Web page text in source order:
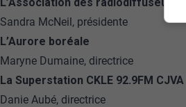
Sandra McNeil, présidente
L’Aurore boréale
Maryne Dumaine, directrice
La Superstation CKLE 92.9FM
Danie Aubé, directrice